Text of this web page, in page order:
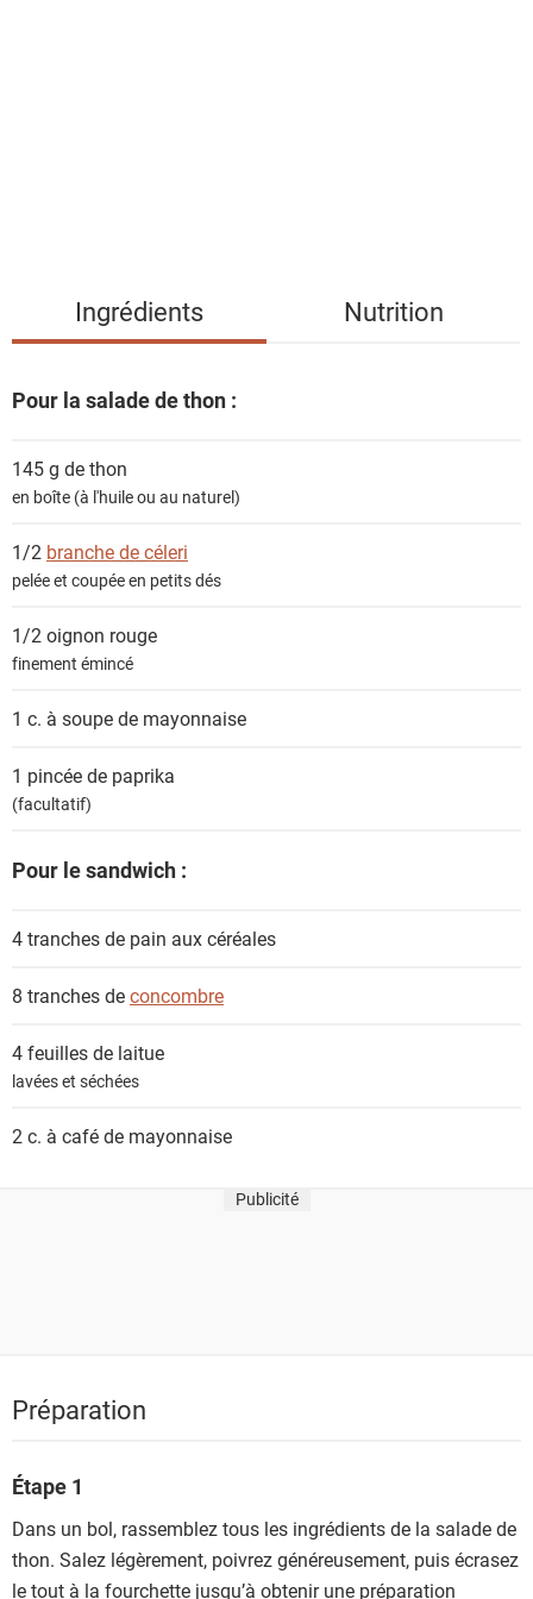
d
n
t
s
Ingrédients Nutrition
Pour la salade de thon :
145 g dethon
en boîte (à l'huile ou au naturel)
1/2 branche de céleri
pelée et coupée en petits dés
1/2 oignon rouge
finement émincé
1 c. à soupe de mayonnaise
1 pincée de paprika
(facultatif)
Pour le sandwich :
4 tranches de pain aux céréales
8 tranches deconcombre
4 feuilles de laitue
lavées et séchées
2 c. à café de mayonnaise
Publicité
Préparation
Étape 1
Dans un bol, rassemblez tous les ingrédients de la salade de
thon. Salez légèrement, poivrez généreusement, puis écrasez
le tout à la fourchette jusqu’à obtenir une préparation